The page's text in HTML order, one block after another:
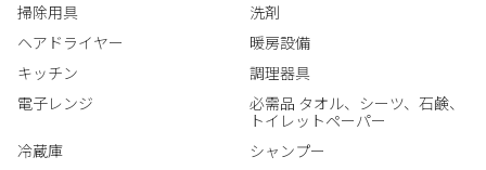
※当施設は利便性と機能性のご提供を目指しております。ラグジ
ュアリーなおもてなし空間とは異なる事をご承知おきください。
※当施設への不当な暴言、威嚇、賠償要求、返金要求、執拗な問
合せ等は通報する場合があります。
※キャンセルポリシー以外の対応はできません。
掃除用具
洗剤
ヘアドライヤー
暖房設備
キッチン
調理器具
電子レンジ
必需品 タオル、シーツ、石鹸、
トイレットペーパー
冷蔵庫
シャンプー